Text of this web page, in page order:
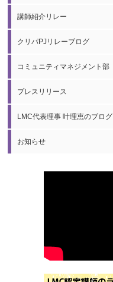
講師紹介リレー
クリパPJリレーブログ
コミュニティマネジメント部
プレスリリース
LMC代表理事 叶理恵のブログ
お知らせ